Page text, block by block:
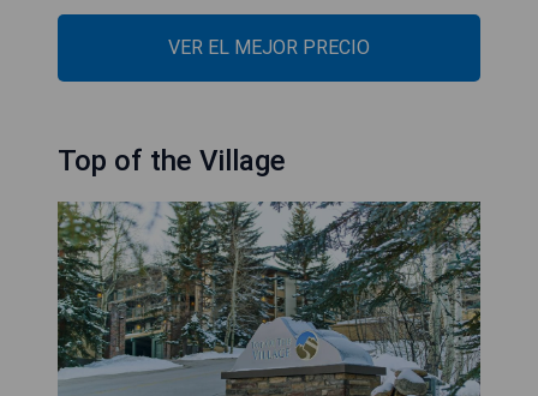
VER EL MEJOR PRECIO
Top of the Village